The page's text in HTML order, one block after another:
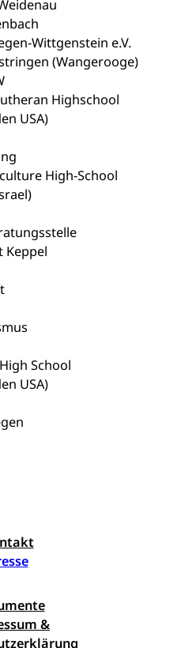
Wittgenstein e.V.
(Wangerooge)
Highschool
USA)
High-School
Keppel
School
USA)
&